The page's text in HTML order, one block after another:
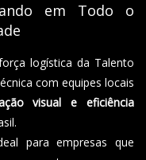
em Todo o
logística da Talento
com equipes locais
visual e eficiência
para empresas que